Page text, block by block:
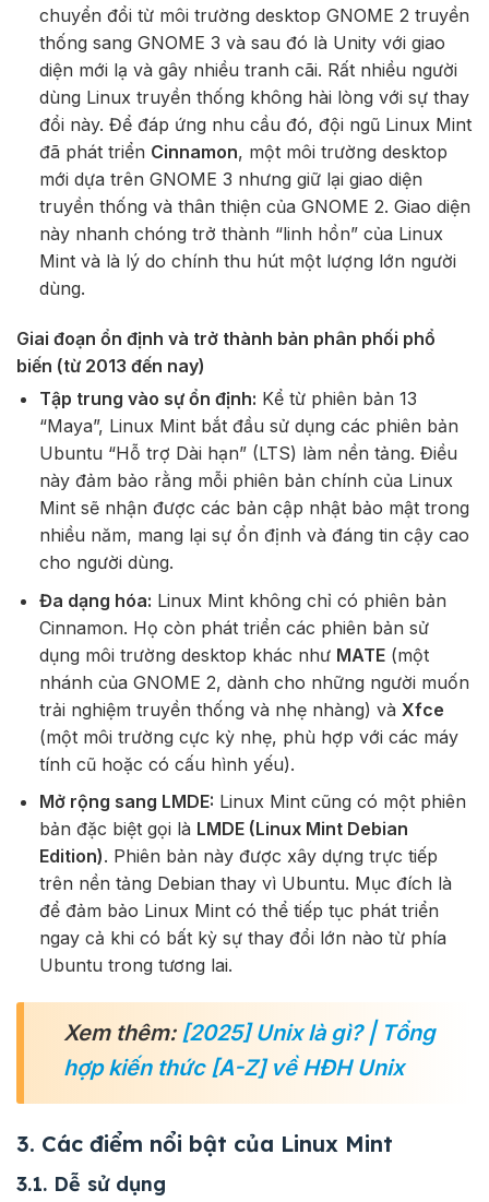
chuyển đổi từ môi trường desktop GNOME 2 truyền
thống sang GNOME 3 và sau đó là Unity với giao
diện mới lạ và gây nhiều tranh cãi. Rất nhiều người
dùng Linux truyền thống không hài lòng với sự thay
đổi này. Để đáp ứng nhu cầu đó, đội ngũ Linux Mint
đã phát triển Cinnamon, một môi trường desktop
mới dựa trên GNOME 3 nhưng giữ lại giao diện
truyền thống và thân thiện của GNOME 2. Giao diện
này nhanh chóng trở thành “linh hồn” của Linux
Mint và là lý do chính thu hút một lượng lớn người
dùng.
Giai đoạn ổn định và trở thành bản phân phối phổ
biến (từ 2013 đến nay)
Tập trung vào sự ổn định: Kể từ phiên bản 13
“Maya”, Linux Mint bắt đầu sử dụng các phiên bản
Ubuntu “Hỗ trợ Dài hạn” (LTS) làm nền tảng. Điều
này đảm bảo rằng mỗi phiên bản chính của Linux
Mint sẽ nhận được các bản cập nhật bảo mật trong
nhiều năm, mang lại sự ổn định và đáng tin cậy cao
cho người dùng.
Đa dạng hóa: Linux Mint không chỉ có phiên bản
Cinnamon. Họ còn phát triển các phiên bản sử
dụng môi trường desktop khác như MATE(một
nhánh của GNOME 2, dành cho những người muốn
trải nghiệm truyền thống và nhẹ nhàng) và Xfce
(một môi trường cực kỳ nhẹ, phù hợp với các máy
tính cũ hoặc có cấu hình yếu).
Mở rộng sang LMDE: Linux Mint cũng có một phiên
bản đặc biệt gọi là LMDE (Linux Mint Debian
Edition). Phiên bản này được xây dựng trực tiếp
trên nền tảng Debian thay vì Ubuntu. Mục đích là
để đảm bảo Linux Mint có thể tiếp tục phát triển
ngay cả khi có bất kỳ sự thay đổi lớn nào từ phía
Ubuntu trong tương lai.
Xem thêm: [2025] Unix là gì? | Tổng
hợp kiến thức [A-Z] về HĐH Unix
3. Các điểm nổi bật của Linux Mint
3.1. Dễ sử dụng